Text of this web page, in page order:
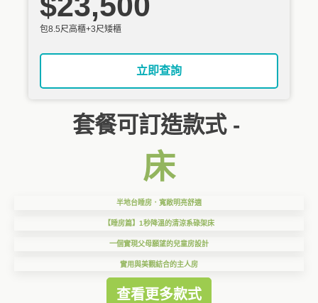
包8.5尺高櫃+3尺矮櫃
立即查詢
套餐可訂造款式 -
床
半地台睡房．寬敞明亮舒適
【睡房篇】1秒降溫的清涼系碌架床
一個實現父母願望的兒童房設計
實用與美觀結合的主人房
查看更多款式